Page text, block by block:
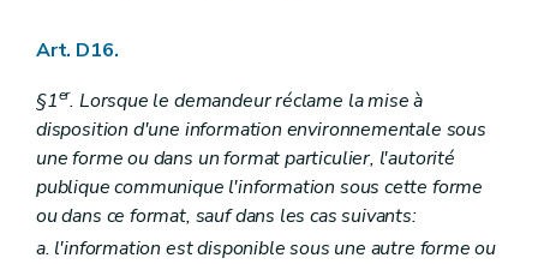
Art. D16.
§1er. Lorsque le demandeur réclame la mise à
disposition d'une information environnementale sous
une forme ou dans un format particulier, l'autorité
publique communique l'information sous cette forme
ou dans ce format, sauf dans les cas suivants:
a. l'information est disponible sous une autre forme ou